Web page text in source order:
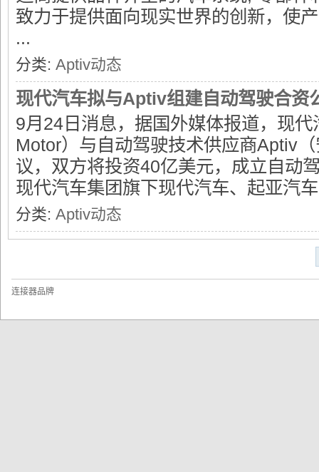
致力于提供面向现实世界的创新，使
...
分类: Aptiv动态
现代汽车拟与Aptiv组建自动驾驶合资
9月24日消息，据国外媒体报道，现
Motor）与自动驾驶技术供应商Aptiv
议，双方将投资40亿美元，成立自动
现代汽车集团旗下现代汽车、起亚汽
分类: Aptiv动态
连接器品牌